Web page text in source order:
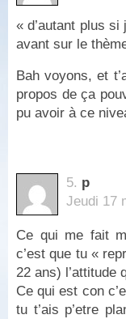
« d’autant plus si
avant sur le
Bah voyons, et
propos de ça
pu avoir à ce
5. p
Jeudi 17
Ce qui me fait
c’est que tu «
22 ans) l’attitude
Ce qui est con
tu t’ais p’etre